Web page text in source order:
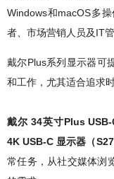
Windows和macOS多
者、市场营销人员及IT
戴尔Plus系列显示器可
和工作，尤其适合追求
戴尔 34英寸Plus
4K USB-C 显示器（
常任务，从社交媒体浏